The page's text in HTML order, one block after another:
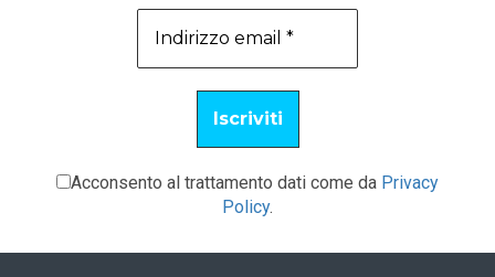
Acconsento al trattamento dati come da Privacy
Policy.